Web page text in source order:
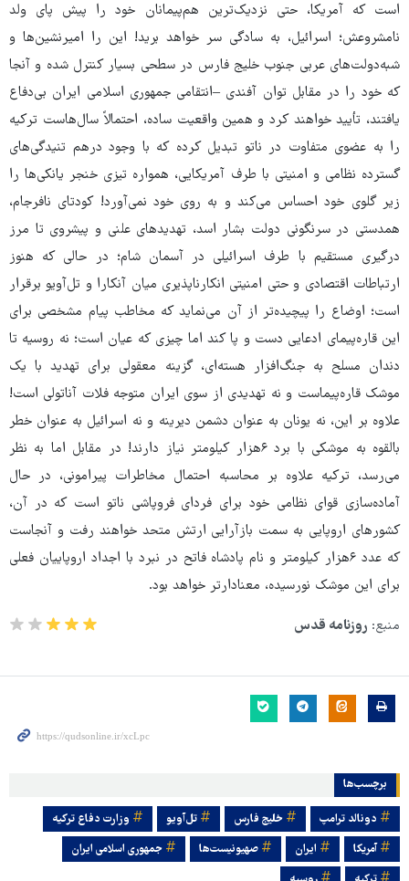
است که آمریکا، حتی نزدیک‌ترین هم‌پیمانان خود را پیش پای ولد
نامشروعش؛ اسرائیل، به سادگی سر خواهد برید! این را امیرنشین‌ها و
شبه‌دولت‌های عربی جنوب خلیج فارس در سطحی بسیار کنترل شده و آنجا
که خود را در مقابل توان آفندی –انتقامی جمهوری اسلامی ایران بی‌دفاع
یافتند، تأیید خواهند کرد و همین واقعیت ساده، احتمالاً سال‌هاست ترکیه
را به عضوی متفاوت در ناتو تبدیل کرده که با وجود درهم تنیدگی‌های
گسترده نظامی و امنیتی با طرف آمریکایی، همواره تیزی خنجر یانکی‌ها را
زیر گلوی خود احساس می‌کند و به روی خود نمی‌آورد! کودتای نافرجام،
همدستی در سرنگونی دولت بشار اسد، تهدیدهای علنی و پیشروی تا مرز
درگیری مستقیم با طرف اسرائیلی در آسمان شام؛ در حالی که هنوز
ارتباطات اقتصادی و حتی امنیتی انکارناپذیری میان آنکارا و تل‌آویو برقرار
است؛ اوضاع را پیچیده‌تر از آن می‌نماید که مخاطب پیام مشخصی برای
این قاره‌پیمای ادعایی دست و پا کند اما چیزی که عیان است؛ نه روسیه تا
دندان مسلح به جنگ‌افزار هسته‌ای، گزینه معقولی برای تهدید با یک
موشک قاره‌پیماست و نه تهدیدی از سوی ایران متوجه فلات آناتولی است!
علاوه بر این، نه یونان به عنوان دشمن دیرینه و نه اسرائیل به عنوان خطر
بالقوه به موشکی با برد ۶هزار کیلومتر نیاز دارند! در مقابل اما به نظر
می‌رسد، ترکیه علاوه بر محاسبه احتمال مخاطرات پیرامونی، در حال
آماده‌سازی قوای نظامی خود برای فردای فروپاشی ناتو است که در آن،
کشورهای اروپایی به سمت بازآرایی ارتش متحد خواهند رفت و آنجاست
که عدد ۶هزار کیلومتر و نام پادشاه فاتح در نبرد با اجداد اروپاییان فعلی
برای این موشک نورسیده، معنادارتر خواهد بود.
منبع: روزنامه قدس
برچسب‌ها
دونالد ترامپ خلیج فارس تل‌آویو
وزارت دفاع ترکیه
آمریکا
ایران صهیونیست‌ها
جمهوری اسلامی ایران